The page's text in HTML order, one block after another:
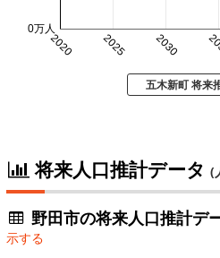
2020 2025 2030
0万人
五木新町 将来
将来人口推計データ (
野田市の将来人口推計デ
示する